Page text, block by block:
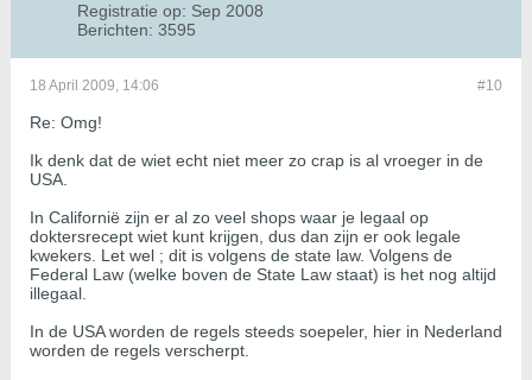
Registratie op: Sep 2008
Berichten: 3595
#10
18 April 2009, 14:06
Re: Omg!
Ik denk dat de wiet echt niet meer zo crap is al vroeger in de
USA.
In Californië zijn er al zo veel shops waar je legaal op
doktersrecept wiet kunt krijgen, dus dan zijn er ook legale
kwekers. Let wel ; dit is volgens de state law. Volgens de
Federal Law (welke boven de State Law staat) is het nog altijd
illegaal.
In de USA worden de regels steeds soepeler, hier in Nederland
worden de regels verscherpt.